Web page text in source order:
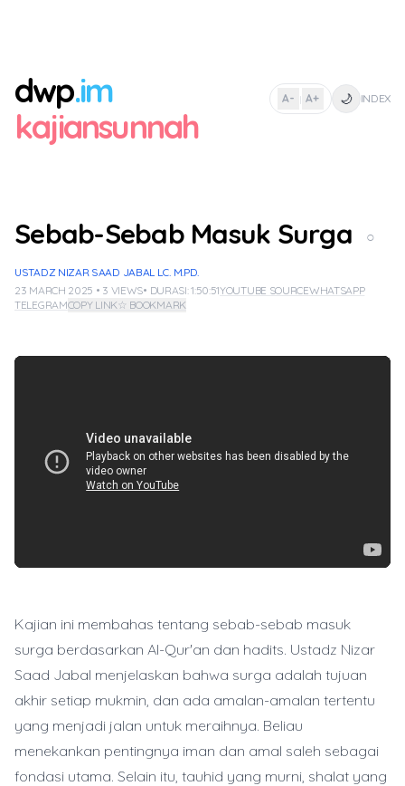
dwp.im
kajiansunnah
A- | A+ 🌙 INDEX
Sebab-Sebab Masuk Surga ○
USTADZ NIZAR SAAD JABAL LC. M.PD.
23 MARCH 2025 • 3 VIEWS• DURASI: 1:50:51YOUTUBE SOURCEWHATSAPP
TELEGRAMCOPY LINK☆ BOOKMARK
Kajian ini membahas tentang sebab-sebab masuk
surga berdasarkan Al-Qur'an dan hadits. Ustadz Nizar
Saad Jabal menjelaskan bahwa surga adalah tujuan
akhir setiap mukmin, dan ada amalan-amalan tertentu
yang menjadi jalan untuk meraihnya. Beliau
menekankan pentingnya iman dan amal saleh sebagai
fondasi utama. Selain itu, tauhid yang murni, shalat yang